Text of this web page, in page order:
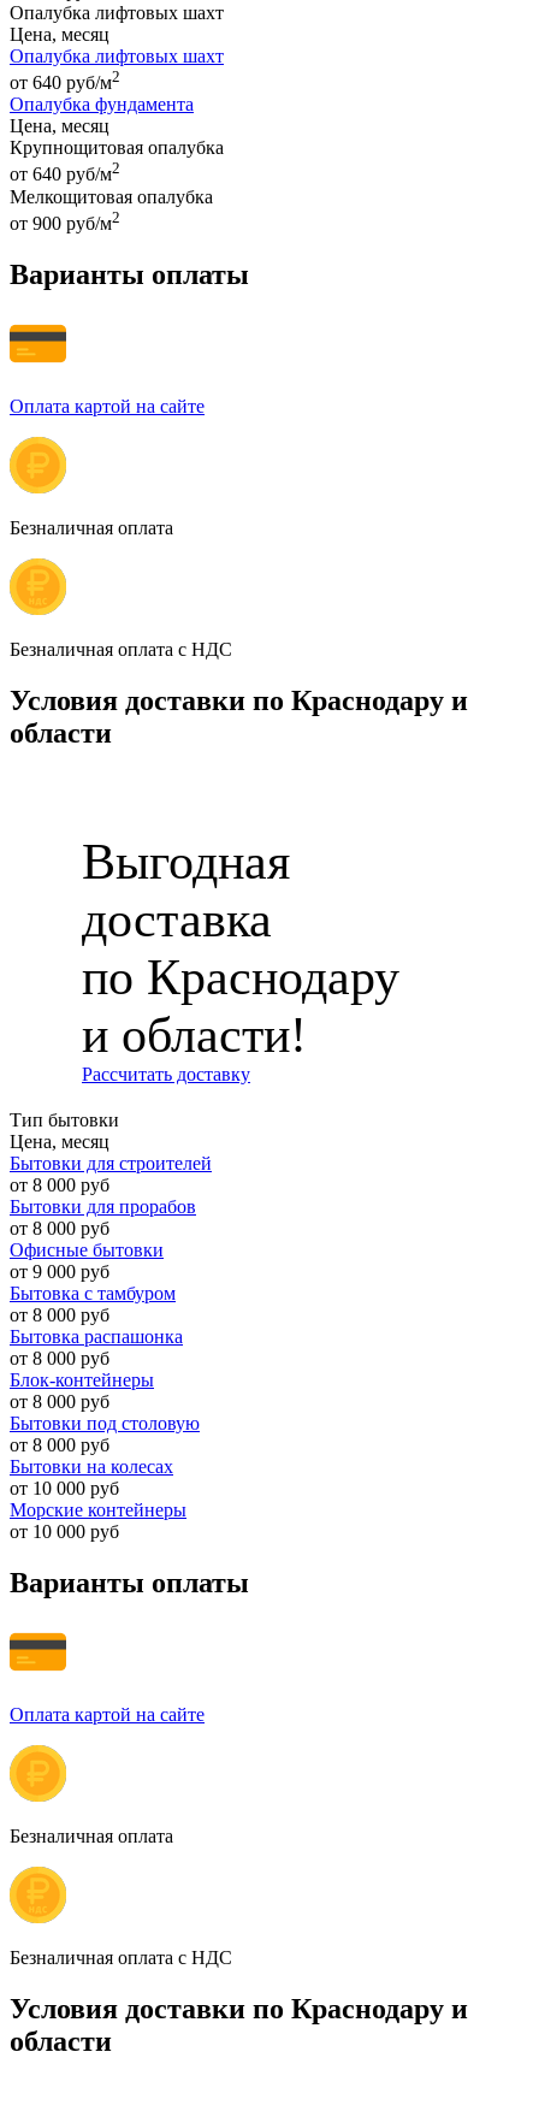
Опалубка лифтовых шахт
Цена, месяц
Опалубка лифтовых шахт
от 640 руб/м2
Опалубка фундамента
Цена, месяц
Крупнощитовая опалубка
от 640 руб/м2
Мелкощитовая опалубка
от 900 руб/м2
Варианты оплаты
Оплата картой на сайте
Безналичная оплата
Безналичная оплата с НДС
Условия доставки по Краснодару и
области
Выгодная
доставка
по Краснодару
и области!
Рассчитать доставку
Тип бытовки
Цена, месяц
Бытовки для строителей
от 8 000 руб
Бытовки для прорабов
от 8 000 руб
Офисные бытовки
от 9 000 руб
Бытовка с тамбуром
от 8 000 руб
Бытовка распашонка
от 8 000 руб
Блок-контейнеры
от 8 000 руб
Бытовки под столовую
от 8 000 руб
Бытовки на колесах
от 10 000 руб
Морские контейнеры
от 10 000 руб
Варианты оплаты
Оплата картой на сайте
Безналичная оплата
Безналичная оплата с НДС
Условия доставки по Краснодару и
области